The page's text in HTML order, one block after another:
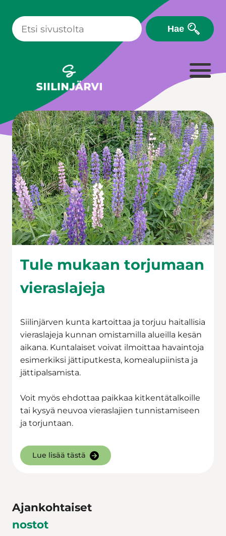
sisältöön
Hae
Tule mukaan torjumaan
vieraslajeja
Siilinjärven kunta kartoittaa ja torjuu haitallisia
vieraslajeja kunnan omistamilla alueilla kesän
aikana. Kuntalaiset voivat ilmoittaa havaintoja
esimerkiksi jättiputkesta, komealupiinista ja
jättipalsamista.
Voit myös ehdottaa paikkaa kitkentätalkoille
tai kysyä neuvoa vieraslajien tunnistamiseen
ja torjuntaan.
Lue lisää tästä
Ajankohtaiset
nostot